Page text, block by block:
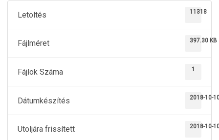
Letöltés 11318
Fájlméret 397.30 KB
Fájlok Száma 1
Dátumkészítés 2018-10-
Utoljára frissített 2018-10-